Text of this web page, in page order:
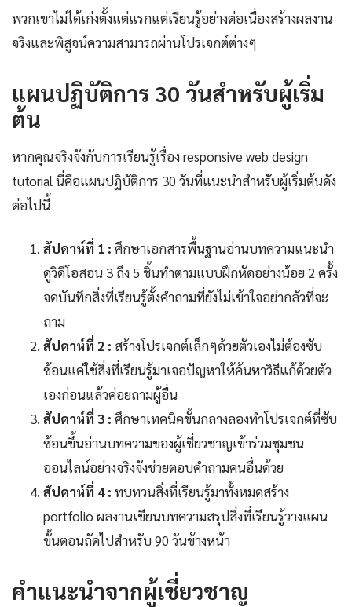
พวกเขาไม่ได้เก่งตั้งแต่แรกแต่เรียนรู้อย่างต่อเนื่องสร้างผลงาน
จริงและพิสูจน์ความสามารถผ่านโปรเจกต์ต่างๆ
แผนปฏิบัติการ 30 วันสำหรับผู้เริ่ม
ต้น
หากคุณจริงจังกับการเรียนรู้เรื่อง responsive web design
tutorial นี่คือแผนปฏิบัติการ 30 วันที่แนะนำสำหรับผู้เริ่มต้นดัง
ต่อไปนี้
สัปดาห์ที่ 1 : ศึกษาเอกสารพื้นฐานอ่านบทความแนะนำ
ดูวิดีโอสอน 3 ถึง 5 ชิ้นทำตามแบบฝึกหัดอย่างน้อย 2 ครั้ง
จดบันทึกสิ่งที่เรียนรู้ตั้งคำถามที่ยังไม่เข้าใจอย่ากลัวที่จะ
ถาม
สัปดาห์ที่ 2 : สร้างโปรเจกต์เล็กๆด้วยตัวเองไม่ต้องซับ
ซ้อนแค่ใช้สิ่งที่เรียนรู้มาเจอปัญหาให้ค้นหาวิธีแก้ด้วยตัว
เองก่อนแล้วค่อยถามผู้อื่น
สัปดาห์ที่ 3 : ศึกษาเทคนิคขั้นกลางลองทำโปรเจกต์ที่ซับ
ซ้อนขึ้นอ่านบทความของผู้เชี่ยวชาญเข้าร่วมชุมชน
ออนไลน์อย่างจริงจังช่วยตอบคำถามคนอื่นด้วย
สัปดาห์ที่ 4 : ทบทวนสิ่งที่เรียนรู้มาทั้งหมดสร้าง
portfolio ผลงานเขียนบทความสรุปสิ่งที่เรียนรู้วางแผน
ขั้นตอนถัดไปสำหรับ 90 วันข้างหน้า
คำแนะนำจากผู้เชี่ยวชาญ